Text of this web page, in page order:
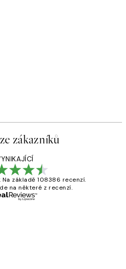
zákazníků
Na základě 108386 recenzí.
na některé z recenzí.